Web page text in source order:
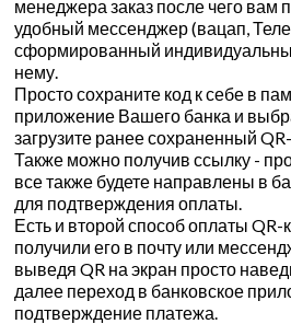
менеджера заказ после чего вам
удобный мессенджер (вацап,
сформированный
нему.
Просто сохраните код к себе в
приложение Вашего банка и
загрузите ранее сохраненный
Также можно получив ссылку -
все также будете направлены в
для подтверждения оплаты.
Есть и второй способ оплаты
получили его в почту или
выведя QR на экран просто
далее переход в банковское
подтверждение платежа.